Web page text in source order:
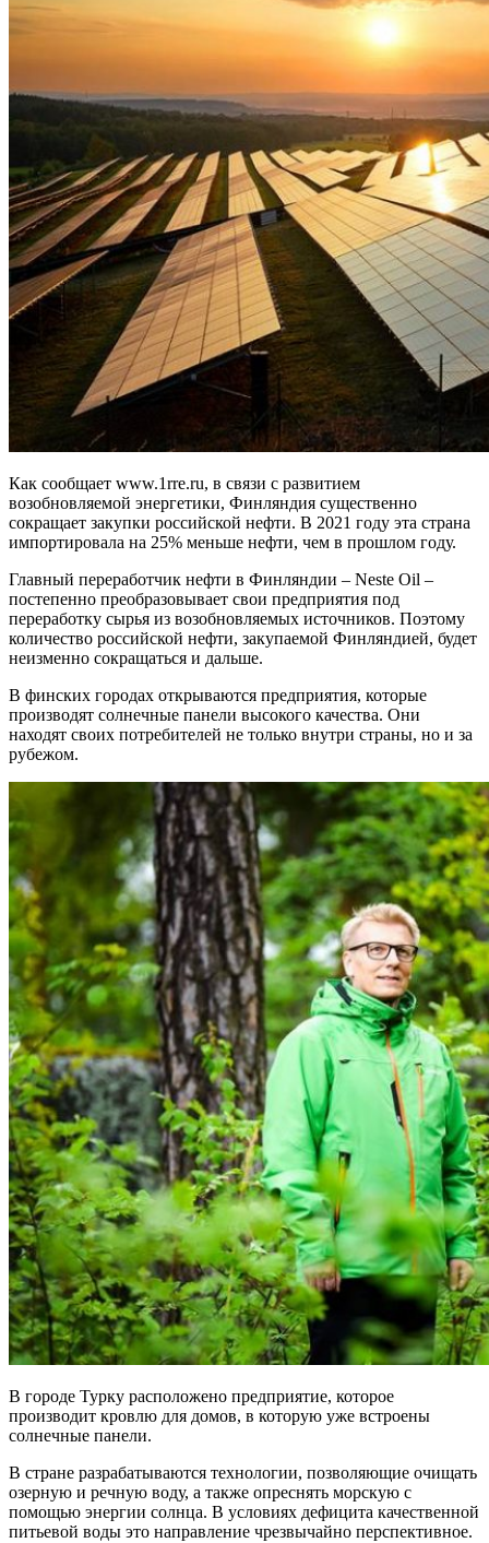
Как сообщает www.1rre.ru, в связи с развитием
возобновляемой энергетики, Финляндия существенно
сокращает закупки российской нефти. В 2021 году эта страна
импортировала на 25% меньше нефти, чем в прошлом году.
Главный переработчик нефти в Финляндии – Neste Oil –
постепенно преобразовывает свои предприятия под
переработку сырья из возобновляемых источников. Поэтому
количество российской нефти, закупаемой Финляндией, будет
неизменно сокращаться и дальше.
В финских городах открываются предприятия, которые
производят солнечные панели высокого качества. Они
находят своих потребителей не только внутри страны, но и за
рубежом.
В городе Турку расположено предприятие, которое
производит кровлю для домов, в которую уже встроены
солнечные панели.
В стране разрабатываются технологии, позволяющие очищать
озерную и речную воду, а также опреснять морскую с
помощью энергии солнца. В условиях дефицита качественной
питьевой воды это направление чрезвычайно перспективное.